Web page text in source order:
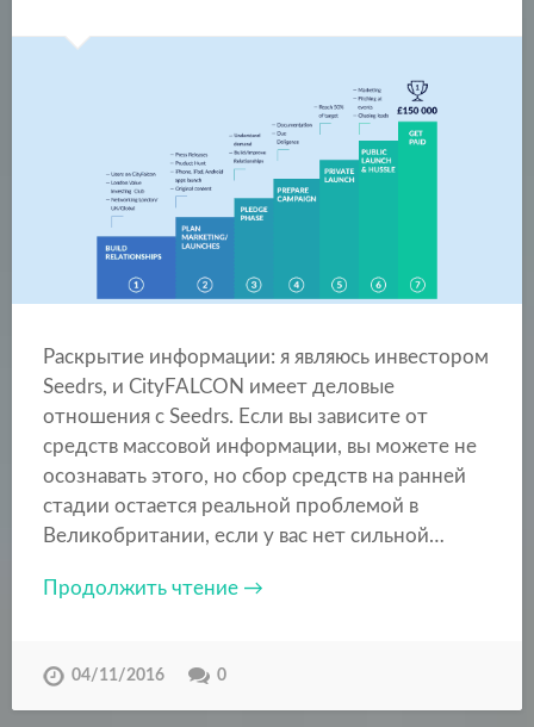
Раскрытие информации: я являюсь инвестором
Seedrs, и CityFALCON имеет деловые
отношения с Seedrs. Если вы зависите от
средств массовой информации, вы можете не
осознавать этого, но сбор средств на ранней
стадии остается реальной проблемой в
Великобритании, если у вас нет сильной…
Продолжить чтение →
04/11/2016 0